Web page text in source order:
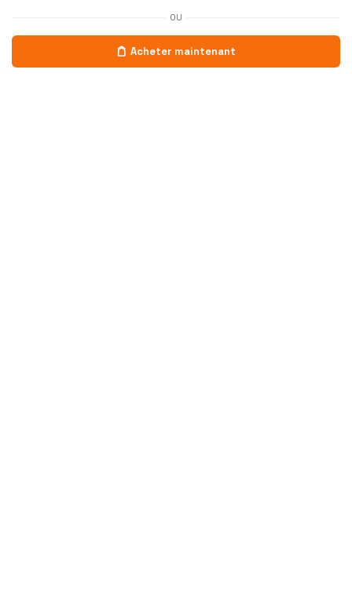
OU
Acheter maintenant